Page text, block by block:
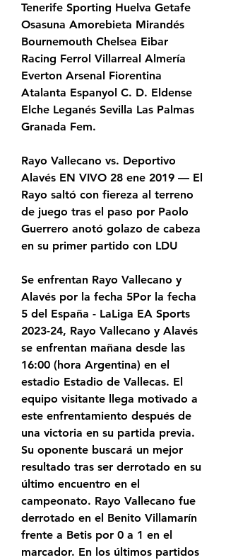
Tenerife Sporting Huelva Getafe
Osasuna Amorebieta Mirandés
Bournemouth Chelsea Eibar
Racing Ferrol Villarreal Almería
Everton Arsenal Fiorentina
Atalanta Espanyol C. D. Eldense
Elche Leganés Sevilla Las Palmas
Granada Fem.
Rayo Vallecano vs. Deportivo
Alavés EN VIVO 28 ene 2019 — El
Rayo saltó con fiereza al terreno
de juego tras el paso por Paolo
Guerrero anotó golazo de cabeza
en su primer partido con LDU
Se enfrentan Rayo Vallecano y
Alavés por la fecha 5Por la fecha
5 del España - LaLiga EA Sports
2023-24, Rayo Vallecano y Alavés
se enfrentan mañana desde las
16:00 (hora Argentina) en el
estadio Estadio de Vallecas. El
equipo visitante llega motivado a
este enfrentamiento después de
una victoria en su partida previa.
Su oponente buscará un mejor
resultado tras ser derrotado en su
último encuentro en el
campeonato. Rayo Vallecano fue
derrotado en el Benito Villamarín
frente a Betis por 0 a 1 en el
marcador. En los últimos partidos